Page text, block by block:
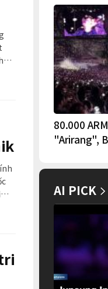
80.000
"Arirang",
Jersey
AI PICK